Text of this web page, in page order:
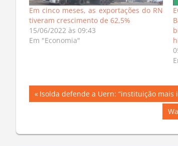
Em cinco meses, as exportações do RN
tiveram crescimento de 62,5%
15/06/2022 às 09:43
Em "Economia"
Navegação
Post
Previous
Post:
Isolda defende a Uern: “instituição